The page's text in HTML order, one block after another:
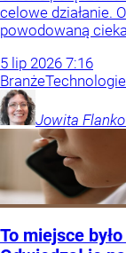
celowe działanie.
powodowaną
5 lip 2026 7:16
BranżeTechnologie
Jowita
To miejsce